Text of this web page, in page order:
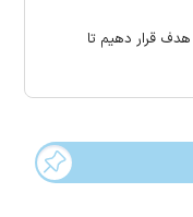
قرار دهیم تا